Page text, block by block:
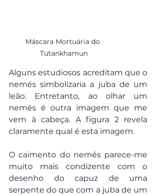
Máscara Mortuária do
Tutankhamun
Alguns estudiosos acreditam que o
nemés simbolizaria a juba de um
leão. Entretanto, ao olhar um
nemés é outra imagem que me
vem à cabeça. A figura 2 revela
claramente qual é esta imagem.
O caimento do nemés parece-me
muito mais condizente com o
desenho do capuz de uma
serpente do que com a juba de um